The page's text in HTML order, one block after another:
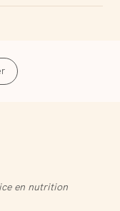
en nutrition